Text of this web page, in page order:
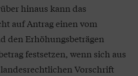
hinaus kann das
auf Antrag einen vom
den Erhöhungsbeträgen
festsetzen, wenn sich aus
Vorschrift